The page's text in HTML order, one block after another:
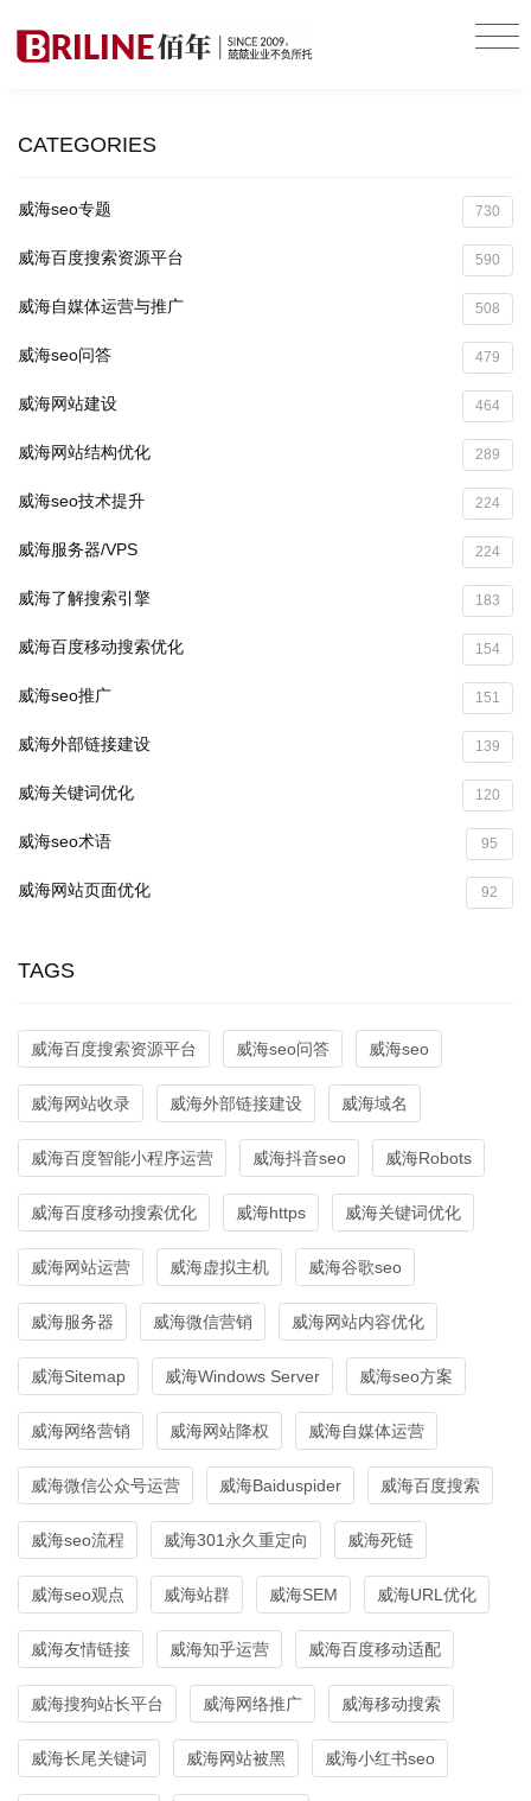
CATEGORIES
威海seo专题 730
威海百度搜索资源平台 590
威海自媒体运营与推广 508
威海seo问答 479
威海网站建设 464
威海网站结构优化 289
威海seo技术提升 224
威海服务器/VPS 224
威海了解搜索引擎 183
威海百度移动搜索优化 154
威海seo推广 151
威海外部链接建设 139
威海关键词优化 120
威海seo术语 95
威海网站页面优化 92
TAGS
威海百度搜索资源平台 威海seo问答 威海seo
威海网站收录 威海外部链接建设 威海域名
威海百度智能小程序运营 威海抖音seo 威海Robots
威海百度移动搜索优化 威海https 威海关键词优化
威海网站运营 威海虚拟主机 威海谷歌seo
威海服务器 威海微信营销 威海网站内容优化
威海Sitemap 威海Windows Server 威海seo方案
威海网络营销 威海网站降权 威海自媒体运营
威海微信公众号运营 威海Baiduspider 威海百度搜索
威海seo流程 威海301永久重定向 威海死链
威海seo观点 威海站群 威海SEM 威海URL优化
威海友情链接 威海知乎运营 威海百度移动适配
威海搜狗站长平台 威海网络推广 威海移动搜索
威海长尾关键词 威海网站被黑 威海小红书seo